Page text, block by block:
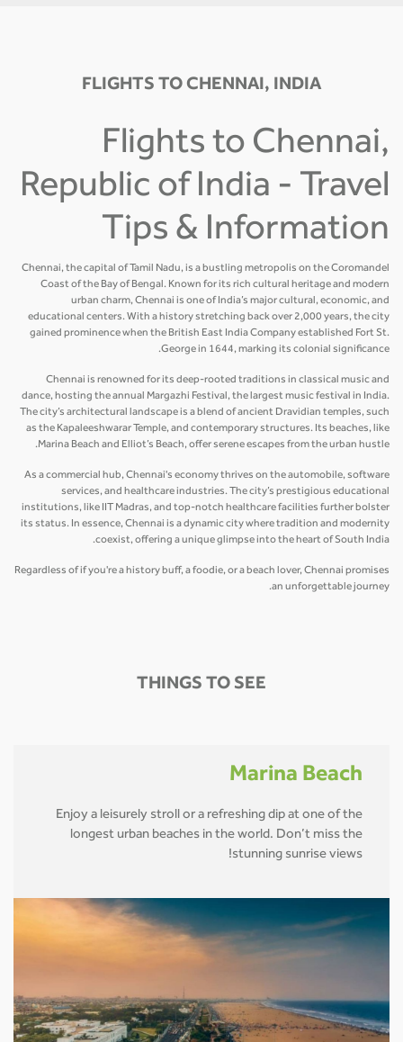
FLIGHTS TO CHENNAI, INDIA
Flights to Chennai,
Republic of India - Travel
Tips & Information
Chennai, the capital of Tamil Nadu, is a bustling metropolis on the Coromandel
Coast of the Bay of Bengal. Known for its rich cultural heritage and modern
urban charm, Chennai is one of India’s major cultural, economic, and
educational centers. With a history stretching back over 2,000 years, the city
gained prominence when the British East India Company established Fort St.
George in 1644, marking its colonial significance.
Chennai is renowned for its deep-rooted traditions in classical music and
dance, hosting the annual Margazhi Festival, the largest music festival in India.
The city’s architectural landscape is a blend of ancient Dravidian temples, such
as the Kapaleeshwarar Temple, and contemporary structures. Its beaches, like
Marina Beach and Elliot’s Beach, offer serene escapes from the urban hustle.
As a commercial hub, Chennai's economy thrives on the automobile, software
services, and healthcare industries. The city’s prestigious educational
institutions, like IIT Madras, and top-notch healthcare facilities further bolster
its status. In essence, Chennai is a dynamic city where tradition and modernity
coexist, offering a unique glimpse into the heart of South India.
Regardless of if you're a history buff, a foodie, or a beach lover, Chennai promises
an unforgettable journey.
THINGS TO SEE
Marina Beach
Enjoy a leisurely stroll or a refreshing dip at one of the
longest urban beaches in the world. Don’t miss the
stunning sunrise views!